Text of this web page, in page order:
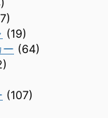
(19)
(64)
(107)